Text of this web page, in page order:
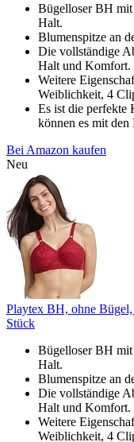
Bügelloser BH
Halt.
Blumenspitze an
Die vollständige
Halt und Komfort.
Weitere
Weiblichkeit, 4
Es ist die perfekte
können es mit den
Bei Amazon kaufen
Neu
Playtex BH, ohne Bügel,
Stück
Bügelloser BH
Halt.
Blumenspitze an
Die vollständige
Halt und Komfort.
Weitere
Weiblichkeit, 4